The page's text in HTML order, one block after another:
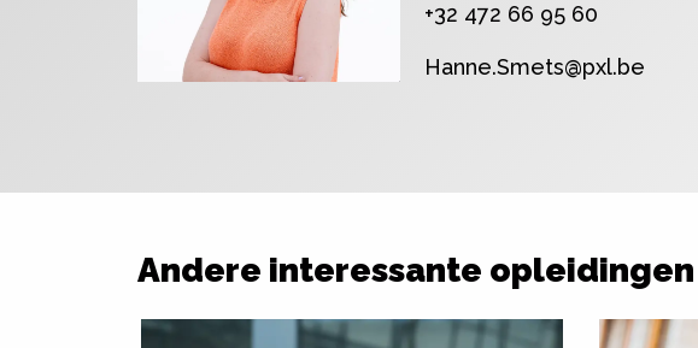
+32 472 66 95 60
Hanne.Smets@pxl.be
Andere interessante opleidingen